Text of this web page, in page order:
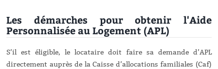
Les démarches pour obtenir l'Aide
Personnalisée au Logement (APL)
S’il est éligible, le locataire doit faire sa demande d’APL
directement auprès de la Caisse d’allocations familiales (Caf)